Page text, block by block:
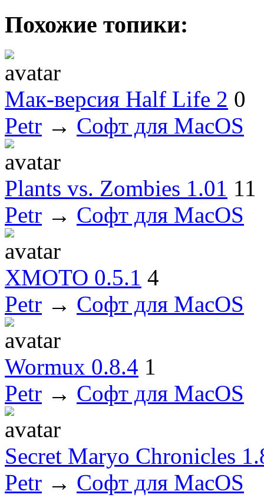
Похожие топики:
Мак-версия Half Life 2 0
Petr → Софт для MacOS
Plants vs. Zombies 1.01 11
Petr → Софт для MacOS
XMOTO 0.5.1 4
Petr → Софт для MacOS
Wormux 0.8.4 1
Petr → Софт для MacOS
Secret Maryo Chronicles
Petr → Софт для MacOS